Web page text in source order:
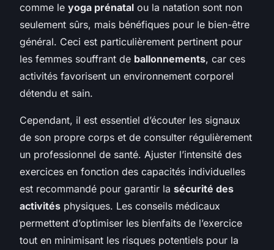
comme le yoga prénatal ou la natation sont non
seulement sûrs, mais bénéfiques pour le bien-être
général. Ceci est particulièrement pertinent pour
les femmes souffrant de ballonnements, car ces
activités favorisent un environnement corporel
détendu et sain.
Cependant, il est essentiel d’écouter les signaux
de son propre corps et de consulter régulièrement
un professionnel de santé. Ajuster l’intensité des
exercices en fonction des capacités individuelles
est recommandé pour garantir la sécurité des
activités physiques. Les conseils médicaux
permettent d’optimiser les bienfaits de l’exercice
tout en minimisant les risques potentiels pour la